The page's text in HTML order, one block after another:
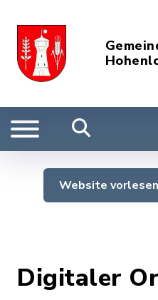
Website vorlesen
Digitaler